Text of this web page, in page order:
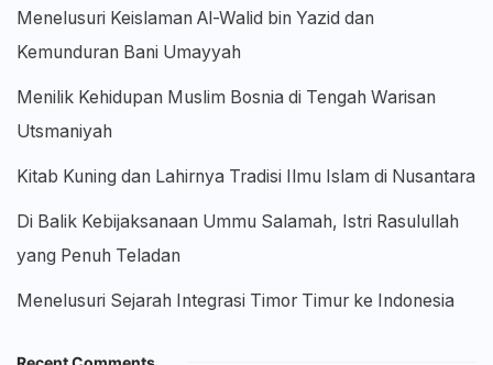
Menelusuri Keislaman Al-Walid bin Yazid dan
Kemunduran Bani Umayyah
Menilik Kehidupan Muslim Bosnia di Tengah Warisan
Utsmaniyah
Kitab Kuning dan Lahirnya Tradisi Ilmu Islam di Nusantara
Di Balik Kebijaksanaan Ummu Salamah, Istri Rasulullah
yang Penuh Teladan
Menelusuri Sejarah Integrasi Timor Timur ke Indonesia